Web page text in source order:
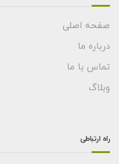
صفحه اصلی
درباره ما
تماس با ما
وبلاگ
راه ارتباطی